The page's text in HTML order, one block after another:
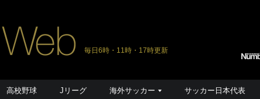
毎日6時・11時・17時更新
高校野球 Jリーグ 海外サッカー サッカー日本代表